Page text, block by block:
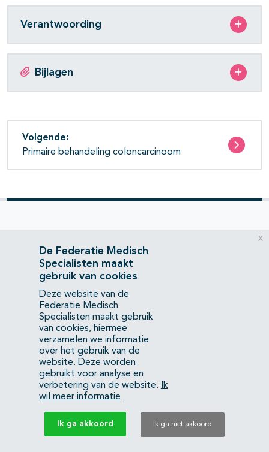
Verantwoording
Bijlagen
Volgende:
Primaire behandeling coloncarcinoom
Federatie Medisch Specialisten
Opleidingsetalage
Medische vervolgopleidingen
TOKIO Optimum Project
Over de Federatie
Wat is de Federatie?
De Federatie Medisch
Specialisten maakt
gebruik van cookies
Deze website van de
Federatie Medisch
Specialisten maakt gebruik
van cookies, hiermee
verzamelen we informatie
over het gebruik van de
website. Deze worden
gebruikt voor analyse en
verbetering van de website.
Ik
wil meer informatie
Ik ga akkoord Ik ga niet akkoord
x